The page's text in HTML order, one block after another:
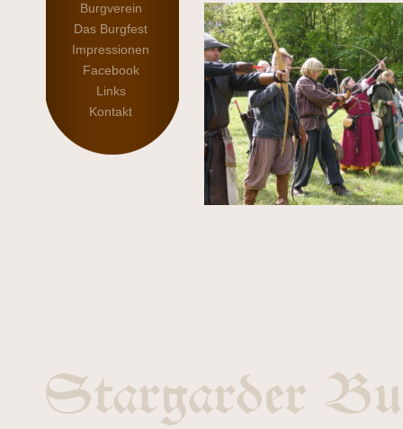
Burgverein
Das Burgfest
Impressionen
Facebook
Links
Kontakt